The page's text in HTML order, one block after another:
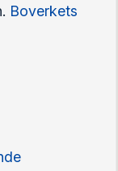
Boverkets